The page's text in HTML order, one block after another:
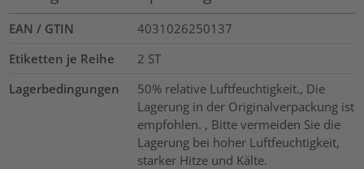
EAN / GTIN
4031026250137
Etiketten je Reihe
2 ST
Lagerbedingungen
50% relative Luftfeuchtigkeit., Die
Lagerung in der Originalverpackung ist
empfohlen. , Bitte vermeiden Sie die
Lagerung bei hoher Luftfeuchtigkeit,
starker Hitze und Kälte.